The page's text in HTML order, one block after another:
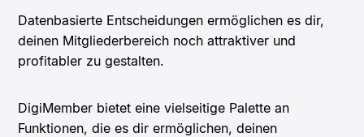
Datenbasierte Entscheidungen ermöglichen es dir,
deinen Mitgliederbereich noch attraktiver und
profitabler zu gestalten.
DigiMember bietet eine vielseitige Palette an
Funktionen, die es dir ermöglichen, deinen